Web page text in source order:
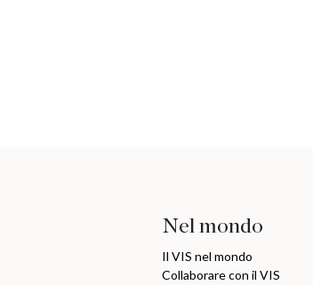
Nel mondo
Il VIS nel mondo
Collaborare con il VIS